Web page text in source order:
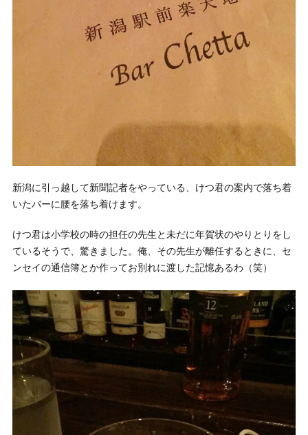
新潟に引っ越して新聞記者をやっている、けつ君の案内で落ち着
いたバーに腰を落ち着けます。
けつ君は小学校の時の担任の先生と未だに年賀状のやりとりをし
ているそうで、驚きました。俺、その先生が離任するときに、セ
ンセイの通信簿とか作ってお別れに渡した記憶あるわ（笑）